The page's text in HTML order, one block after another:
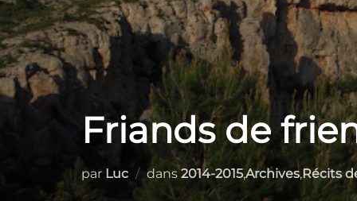
Friands de
par Luc dans2014-2015,Archives,Récits